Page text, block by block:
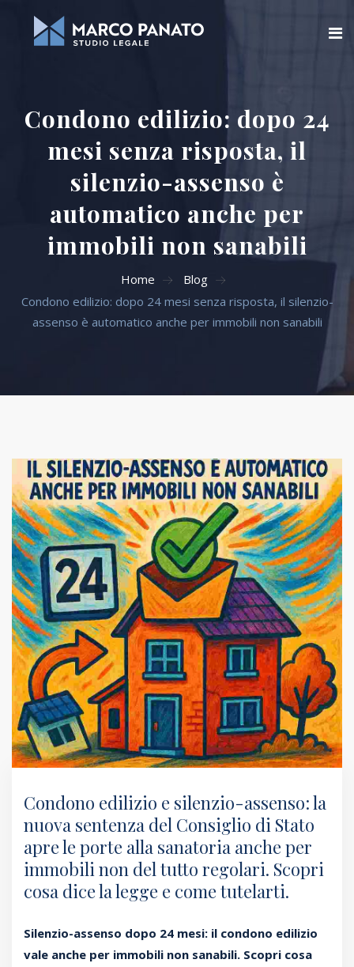
Chi siamo
Aree di attività
Servizi Online
Cerca
Condono edilizio: dopo 24
mesi senza risposta, il
silenzio-assenso è
automatico anche per
immobili non sanabili
Home
Blog
Condono edilizio: dopo 24 mesi senza risposta, il silenzio-
assenso è automatico anche per immobili non sanabili
Condono edilizio e silenzio-assenso: la
nuova sentenza del Consiglio di Stato
apre le porte alla sanatoria anche per
immobili non del tutto regolari. Scopri
cosa dice la legge e come tutelarti.
Silenzio-assenso dopo 24 mesi: il condono edilizio
vale anche per immobili non sanabili. Scopri cosa